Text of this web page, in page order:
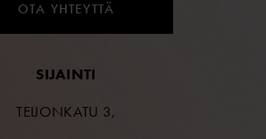
OTA YHTEYTTÄ
SIJAINTI
TEIJONKATU 3,